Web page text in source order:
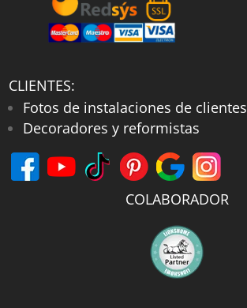
CLIENTES:
Fotos de instalaciones de clientes
Decoradores y reformistas
COLABORADOR